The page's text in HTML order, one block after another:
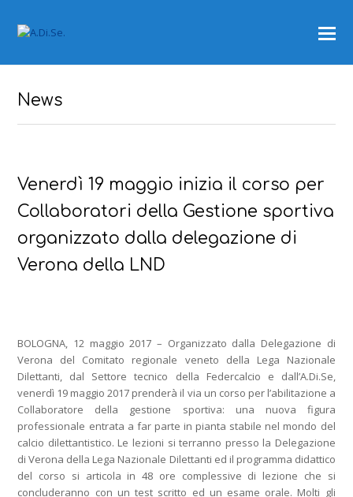
News
Venerdì 19 maggio inizia il corso per
Collaboratori della Gestione sportiva
organizzato dalla delegazione di
Verona della LND
BOLOGNA, 12 maggio 2017 – Organizzato dalla Delegazione di
Verona del Comitato regionale veneto della Lega Nazionale
Dilettanti, dal Settore tecnico della Federcalcio e dall’A.Di.Se,
venerdì 19 maggio 2017 prenderà il via un corso per l’abilitazione a
Collaboratore della gestione sportiva: una nuova figura
professionale entrata a far parte in pianta stabile nel mondo del
calcio dilettantistico. Le lezioni si terranno presso la Delegazione
di Verona della Lega Nazionale Dilettanti ed il programma didattico
del corso si articola in 48 ore complessive di lezione che si
concluderanno con un test scritto ed un esame orale. Molti gli